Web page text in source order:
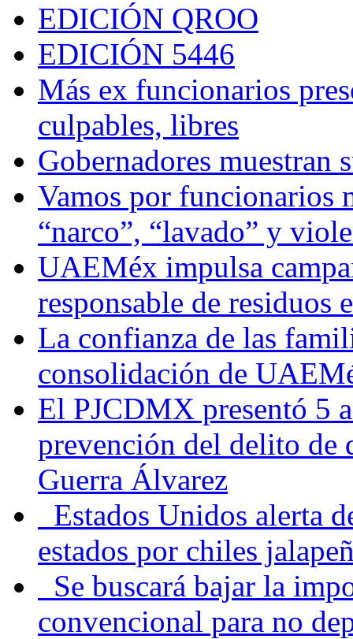
EDICIÓN QROO
EDICIÓN 5446
Más ex funcionarios
culpables, libres
Gobernadores muestran
Vamos por funcionarios
“narco”, “lavado” y
UAEMéx impulsa
responsable de residuos
La confianza de las
consolidación de
El PJCDMX presentó 5
prevención del delito de
Guerra Álvarez
Estados Unidos alerta
estados por chiles
Se buscará bajar la
convencional para no